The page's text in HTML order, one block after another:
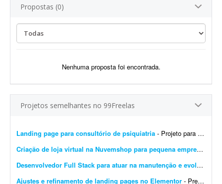
Propostas (0)
Nenhuma proposta foi encontrada.
Projetos semelhantes no 99Freelas
Landing page para consultório de psiquiatria - Projeto para criação de landing page para consultório de psiquiatria. Escopo do projeto: Desenvolvimento completo da landing page. Design moderno, limpo e com foco em convers&...
Criação de loja virtual na Nuvemshop para pequena empresa
Desenvolvedor Full Stack para atuar na manutenção e evolução de uma plataforma SaaS
Ajustes e refinamento de landing pages no Elementor - Preciso de alguém para finalizar o desenvolvimento de 14 landing pages no Elementor. É um projeto rápido e de baixa complexidade. O cenário atual: As páginas j&...